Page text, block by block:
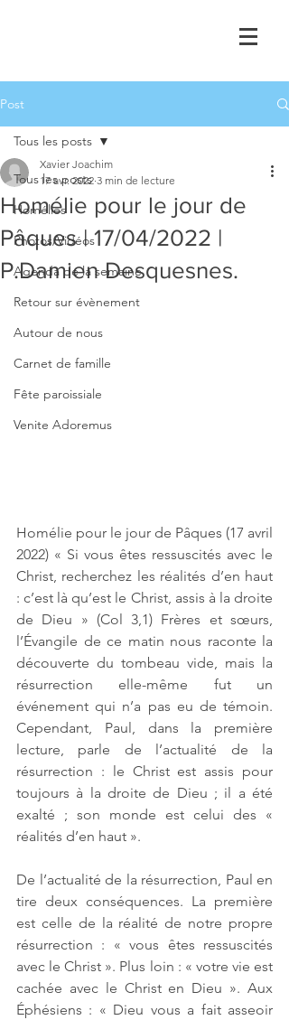
Post
Tous les posts
Homélies
Photos/Vidéos
Agenda de la semaine
Retour sur évènement
Autour de nous
Carnet de famille
Fête paroissiale
Venite Adoremus
Tous les posts
Homélie pour le jour de
Pâques | 17/04/2022 |
P.Damien Desquesnes.
Xavier Joachim
17 avr. 2022 3 min de lecture
Homélie pour le jour de Pâques (17 avril
2022) « Si vous êtes ressuscités avec le
Christ, recherchez les réalités d’en haut
: c’est là qu’est le Christ, assis à la droite
de Dieu » (Col 3,1) Frères et sœurs,
l’Évangile de ce matin nous raconte la
découverte du tombeau vide, mais la
résurrection elle-même fut un
événement qui n’a pas eu de témoin.
Cependant, Paul, dans la première
lecture, parle de l’actualité de la
résurrection : le Christ est assis pour
toujours à la droite de Dieu ; il a été
exalté ; son monde est celui des «
réalités d’en haut ».
De l’actualité de la résurrection, Paul en
tire deux conséquences. La première
est celle de la réalité de notre propre
résurrection : « vous êtes ressuscités
avec le Christ ». Plus loin : « votre vie est
cachée avec le Christ en Dieu ». Aux
Éphésiens : « Dieu vous a fait asseoir